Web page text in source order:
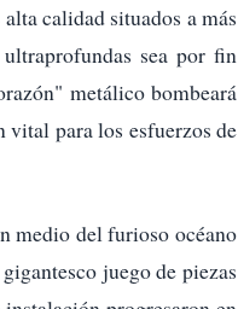
calidad situados a más
sea por fin
metálico bombeará
para los esfuerzos de
medio del furioso océano
juego de piezas